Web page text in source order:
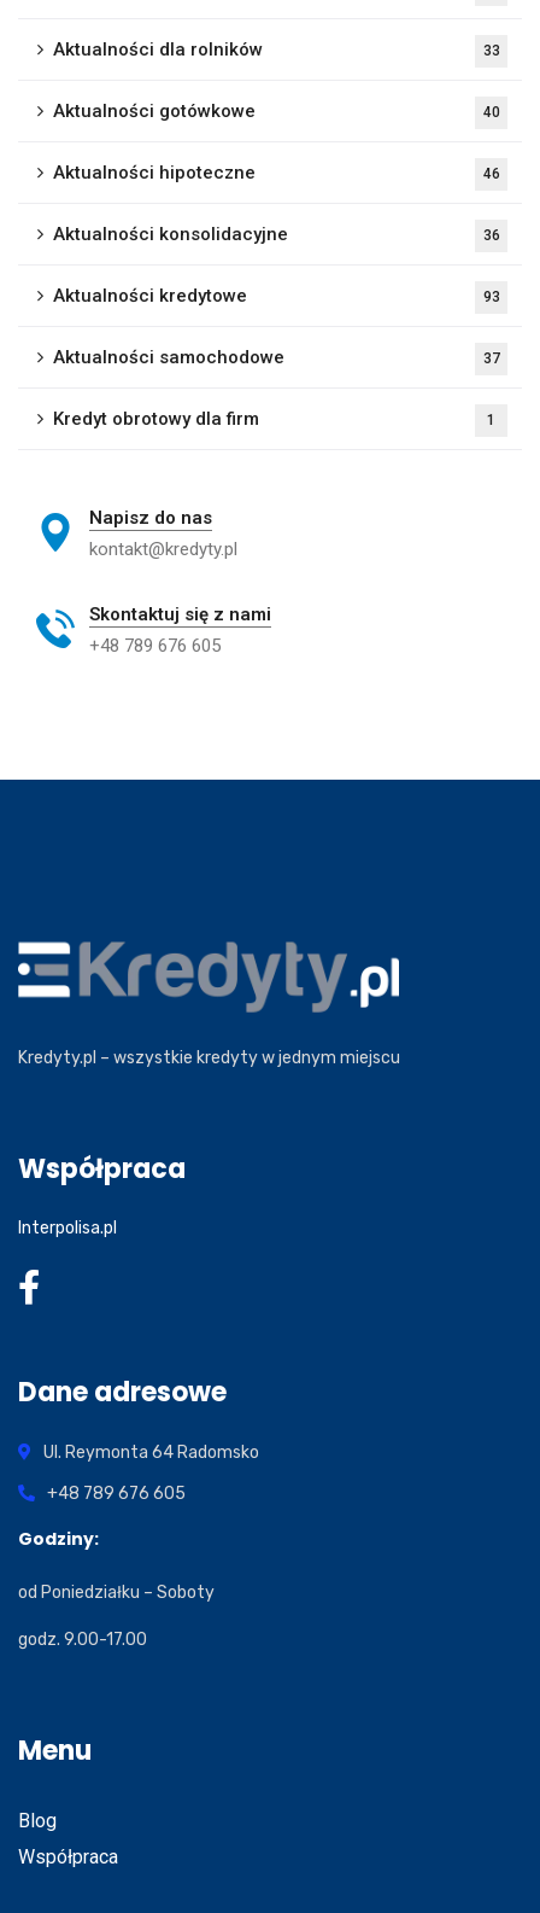
Aktualności dla rolników 33
Aktualności gotówkowe 40
Aktualności hipoteczne 46
Aktualności konsolidacyjne 36
Aktualności kredytowe 93
Aktualności samochodowe 37
Kredyt obrotowy dla firm 1
Napisz do nas
kontakt@kredyty.pl
Skontaktuj się z nami
+48 789 676 605
Kredyty.pl – wszystkie kredyty w jednym miejscu
Współpraca
Interpolisa.pl
Dane adresowe
Ul. Reymonta 64 Radomsko
+48 789 676 605
Godziny:
od Poniedziałku – Soboty
godz. 9.00-17.00
Menu
Blog
Współpraca